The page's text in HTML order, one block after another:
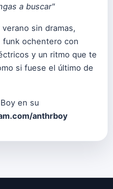
a buscar"
sin dramas,
funk ochentero con
y un ritmo que te
si fuese el último de
en su
anthrboy